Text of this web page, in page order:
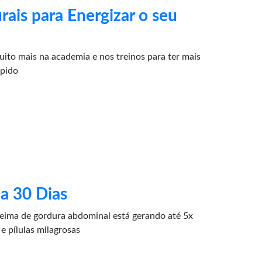
para Energizar o seu
mais na academia e nos treinos para ter mais
30 Dias
de gordura abdominal está gerando até 5x
pílulas milagrosas